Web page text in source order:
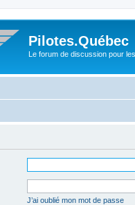
Pilotes.Québec
Le forum de discussion pour
J’ai oublié mon mot de passe